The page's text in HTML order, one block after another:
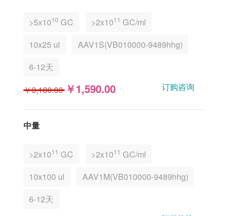
>5x1010 GC >2x1011 GC/ml
10x25 ul
AAV1S(VB010000-9489hhg)
6-12天
￥3,180.00 ￥1,590.00 订购咨询
中量
>2x1011 GC >2x1011 GC/ml
10x100 ul
AAV1M(VB010000-9489hhg)
6-12天